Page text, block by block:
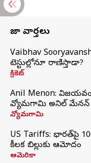
తాజా వార్తలు
Vaibhav
టెస్టుల్లోనూ రాణిస్తాడా?
క్రికెట్
Anil Menon:
వ్యోమగామి అనిల్‌ మేనన్
వ్యోమగామి
US Tariffs: భారత్‌పై
కీలక బిల్లుకు ఆమోదం
అమెరికా